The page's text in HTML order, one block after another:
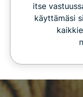
itse
käyttämäsi